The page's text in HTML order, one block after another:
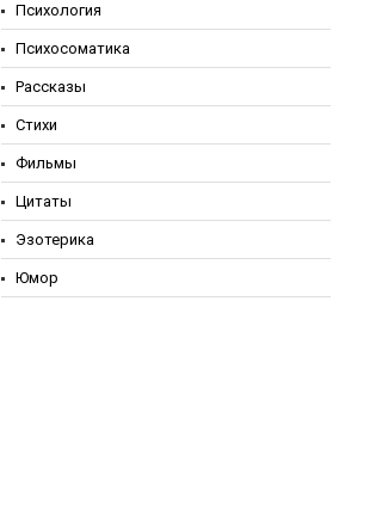
Психология
Психосоматика
Рассказы
Стихи
Фильмы
Цитаты
Эзотерика
Юмор